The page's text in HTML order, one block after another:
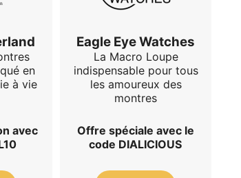
en
à vie
avec
Eagle Eye Watches
La Macro Loupe
indispensable pour tous
les amoureux des
montres
Offre spéciale avec le
code DIALICIOUS